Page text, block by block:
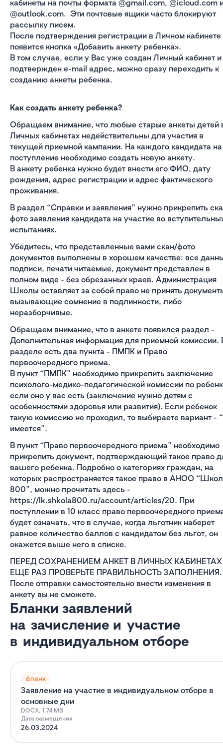
кабинеты на почты формата @gmail.com, @icloud.com
@outlook.com. Эти почтовые ящики часто блокируют
рассылку писем.
После подтверждения регистрации в Личном кабинете
появится кнопка «Добавить анкету ребенка».
В том случае, если у Вас уже создан Личный кабинет и
подтвержден e-mail адрес, можно сразу переходить к
созданию анкеты ребенка.
Как создать анкету ребенка?
Обращаем внимание, что любые старые анкеты детей
Личных кабинетах недействительны для участия в
текущей приемной кампании. На каждого кандидата на
поступление необходимо создать новую анкету.
В анкету ребенка нужно будет внести его ФИО, дату
рождения, адрес регистрации и адрес фактического
проживания.
В раздел “Справки и заявления” нужно прикрепить
фото заявления кандидата на участие во
испытаниях.
Убедитесь, что представленные вами скан/фото
документов выполнены в хорошем качестве: все
подписи, печати читаемые, документ представлен в
полном виде - без обрезанных краев. Администрация
Школы оставляет за собой право не принять
вызывающие сомнение в подлинности, либо
неразборчивые.
Обращаем внимание, что в анкете появился раздел -
Дополнительная информация для приемной комиссии.
разделе есть два пункта - ПМПК и Право
первоочередного приема.
В пункт “ПМПК” необходимо прикрепить заключение
психолого-медико-педагогической комиссии по
если оно у вас есть (заключение нужно детям с
особенностями здоровья или развития). Если ребенок
такую комиссию не проходил, то выбираете вариант -
имеется”.
В пункт “Право первоочередного приема” необходимо
прикрепить документ, подтверждающий такое право
вашего ребенка. Подробно о категориях граждан, на
которых распространяется такое право в АНОО
800”, можно прочитать здесь -
https://lk.shkola800.ru/account/articles/20. При
поступлении в 10 класс право первоочередного
будет означать, что в случае, когда льготник наберет
равное количество баллов с кандидатом без льгот, он
окажется выше него в списке.
ПЕРЕД СОХРАНЕНИЕМ АНКЕТ В ЛИЧНЫХ КАБИНЕТАХ
ЕЩЕ РАЗ ПРОВЕРЬТЕ ПРАВИЛЬНОСТЬ ЗАПОЛНЕНИЯ.
После отправки самостоятельно внести изменения в
анкету вы не сможете.
Бланки заявлений
на зачисление и участие
в индивидуальном отборе
бланк
Заявление на участие в индивидуальном отборе в
основные дни
DOCX, 1.74 MB
Дата размещения
26.03.2024